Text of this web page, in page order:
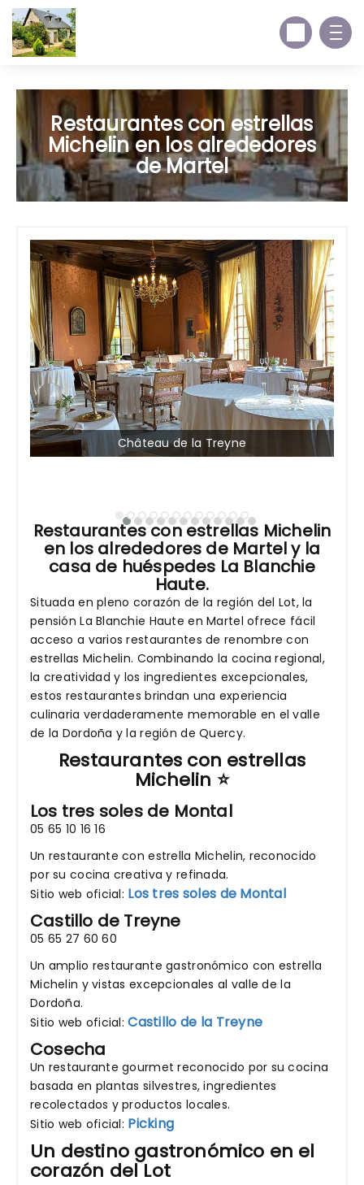
Restaurantes con estrellas
Michelin en los alrededores
de Martel
Château de la Treyne
Restaurantes con estrellas Michelin
en los alrededores de Martel y la
casa de huéspedes La Blanchie
Haute.
Situada en pleno corazón de la región del Lot, la
pensión La Blanchie Haute en Martel ofrece fácil
acceso a varios restaurantes de renombre con
estrellas Michelin. Combinando la cocina regional,
la creatividad y los ingredientes excepcionales,
estos restaurantes brindan una experiencia
culinaria verdaderamente memorable en el valle
de la Dordoña y la región de Quercy.
Restaurantes con estrellas
Michelin ⭐
Los tres soles de Montal
05 65 10 16 16
Un restaurante con estrella Michelin, reconocido
por su cocina creativa y refinada.
Sitio web oficial: Los tres soles de Montal
Castillo de Treyne
05 65 27 60 60
Un amplio restaurante gastronómico con estrella
Michelin y vistas excepcionales al valle de la
Dordoña.
Sitio web oficial:Castillo de la Treyne
Cosecha
Un restaurante gourmet reconocido por su cocina
basada en plantas silvestres, ingredientes
recolectados y productos locales.
Sitio web oficial: Picking
Un destino gastronómico en el
corazón del Lot